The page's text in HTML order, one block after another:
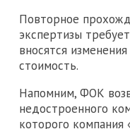
Повторное
экспертизы
вносятся
стоимость.
Напомним, ФОК
недостроенного
которого компания